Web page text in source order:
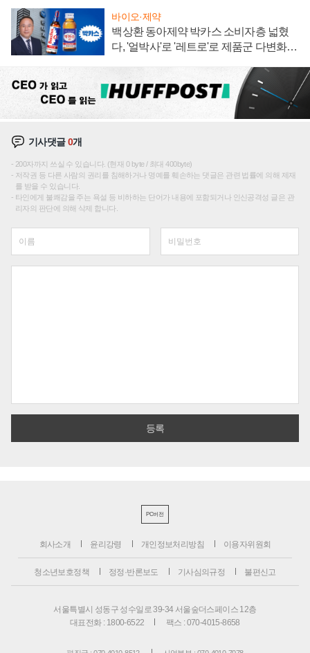
바이오·제약
백상환 동아제약 박카스 소비자층 넓혔
다, '얼박사'로 '레트로'로 제품군 다변화
기사댓글0개
200자까지 쓰실 수 있습니다. (현재 0 byte / 최대 400byte)
저작권 등 다른 사람의 권리를 침해하거나 명예를 훼손하는 댓글은 관련 법률에 의해 제재
를 받을 수 있습니다.
타인에게 불쾌감을 주는 욕설 등 비하하는 단어가 내용에 포함되거나 인신공격성 글은 관
리자의 판단에 의해 삭제 합니다.
PC버전
회사소개 윤리강령 개인정보처리방침 이용자위원회
청소년보호정책 정정·반론보도 기사심의규정 불편신고
서울특별시 성동구 성수일로 39-34 서울숲더스페이스 12층
대표전화 : 1800-6522
팩스 : 070-4015-8658